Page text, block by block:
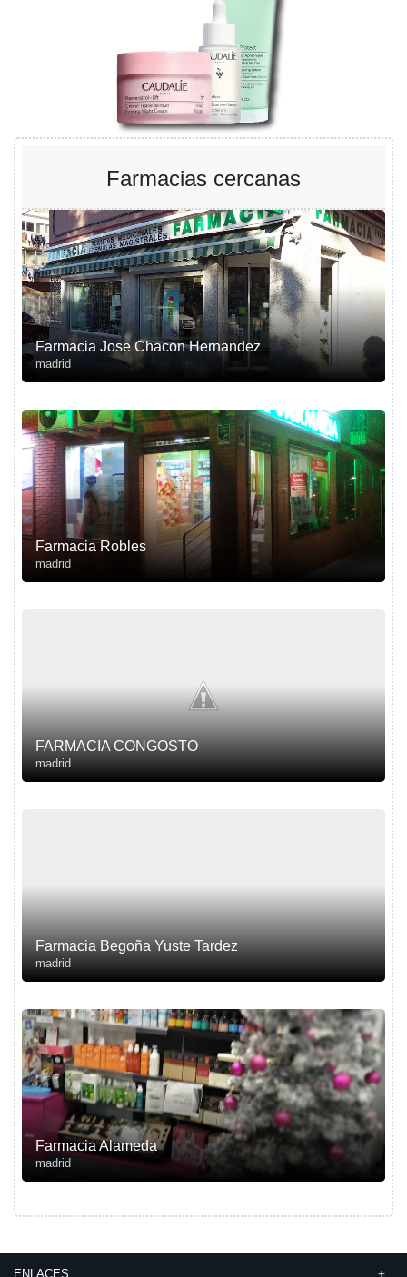
Farmacias cercanas
Farmacia Jose Chacon Hernandez
madrid
Farmacia Robles
madrid
FARMACIA CONGOSTO
madrid
Farmacia Begoña Yuste Tardez
madrid
Farmacia Alameda
madrid
ENLACES